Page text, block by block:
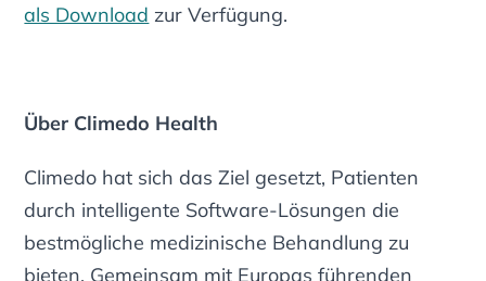
als Download zur Verfügung.
Über Climedo Health
Climedo hat sich das Ziel gesetzt, Patienten
durch intelligente Software-Lösungen die
bestmögliche medizinische Behandlung zu
bieten. Gemeinsam mit Europas führenden